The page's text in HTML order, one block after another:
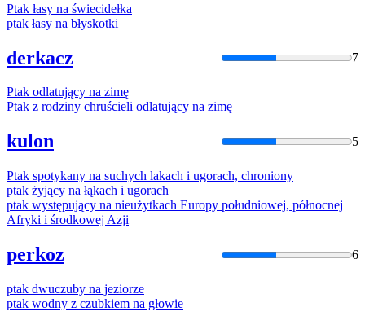
Ptak łasy na świecidełka
ptak łasy na błyskotki
derkacz 7
Ptak odlatujący na zimę
Ptak z rodziny chruścieli odlatujący na zimę
kulon 5
Ptak spotykany na suchych lakach i ugorach, chroniony
ptak żyjący na łąkach i ugorach
ptak występujący na nieużytkach Europy południowej, północnej
Afryki i środkowej Azji
perkoz 6
ptak dwuczuby na jeziorze
ptak wodny z czubkiem na głowie